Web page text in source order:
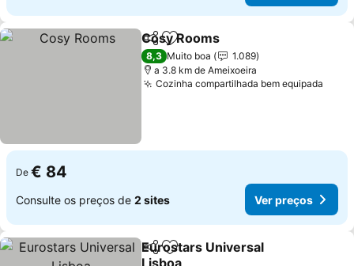
PartilharAdicionar aos favoritos
Cosy Rooms
8,3 Muito boa
1.089
a 3.8 km de Ameixoeira
Cozinha compartilhada bem equipada
De € 84
Consulte os preços de 2 sites Ver preços
PartilharAdicionar aos favoritos
Eurostars Universal
Lisboa